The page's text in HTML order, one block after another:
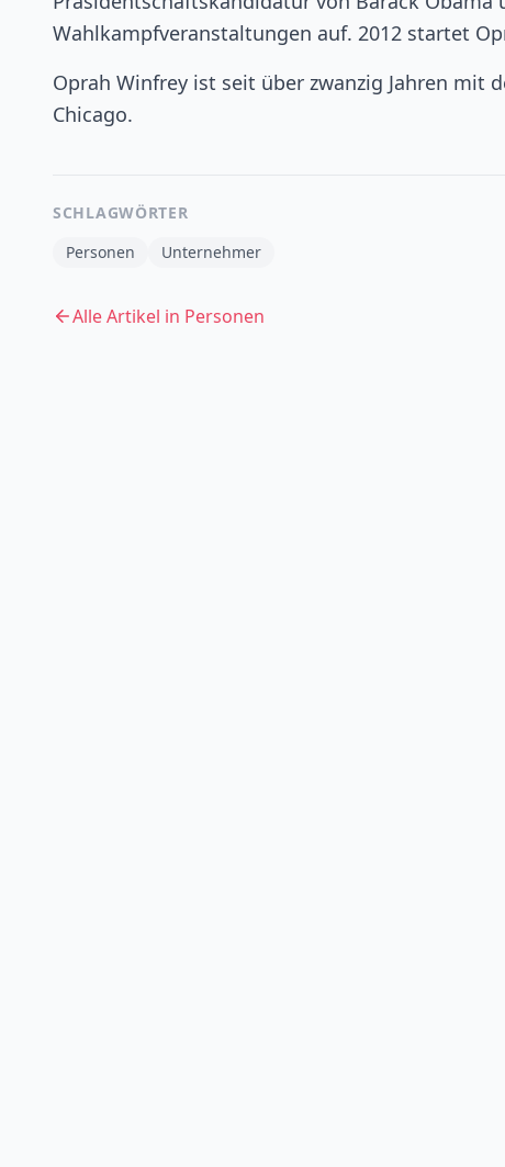
Wahlkampfveranstaltungen auf. 2012 startet
Oprah Winfrey ist seit über zwanzig Jahren mit
Chicago.
SCHLAGWÖRTER
Personen
Unternehmer
Alle Artikel in Personen